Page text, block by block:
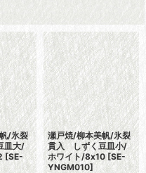
/氷裂
皿大/
[SE-
瀬戸焼/柳本美帆/氷裂
貫入 しずく豆皿小/
ホワイト/8x10 [SE-
YNGM010]